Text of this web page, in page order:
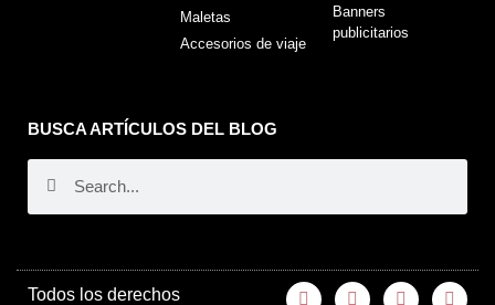
Maletas
Accesorios de viaje
Banners
publicitarios
BUSCA ARTÍCULOS DEL BLOG
Todos los derechos